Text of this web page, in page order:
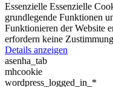
Essenzielle Essenzielle
grundlegende Funktionen
Funktionieren der Website
erfordern keine
Details anzeigen
asenha_tab
mhcookie
wordpress_logged_in_*